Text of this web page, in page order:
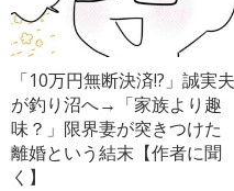
「10万円無断決済!?」誠実夫
が釣り沼へ→「家族より趣
味？」限界妻が突きつけた
離婚という結末【作者に聞
く】